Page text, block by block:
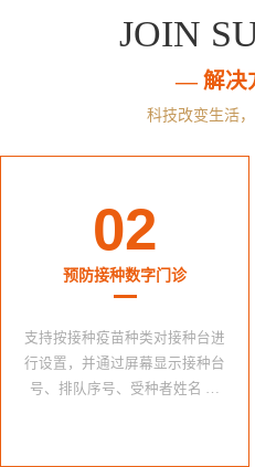
JOIN
— 解决
科技改变生活
02
预防接种数字门诊
支持按接种疫苗种类对接种台进
行设置，并通过屏幕显示接种台
号、排队序号、受种者姓名 …